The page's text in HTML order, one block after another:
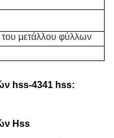
μετάλλου φύλλων
hss-4341 hss:
Hss